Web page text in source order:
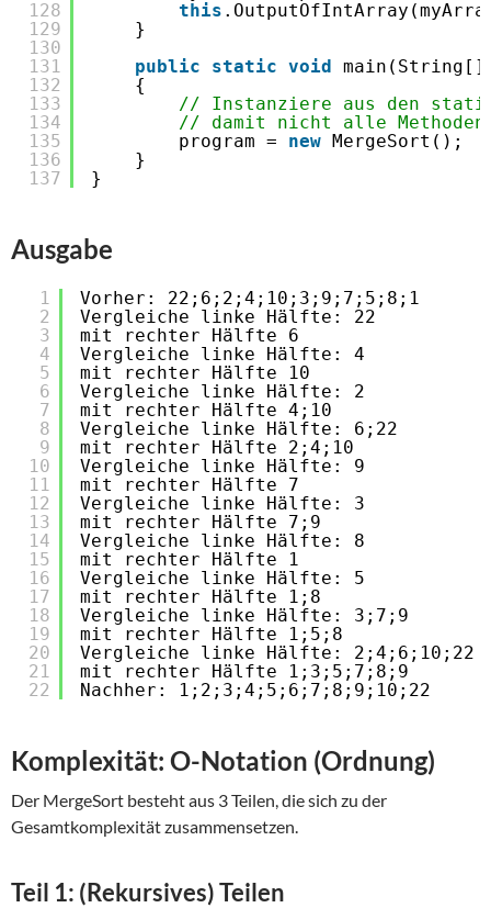
128
129
130
131
132
133
134
135
136
137
this
}
public
static void
{
// Instanziere aus den
// damit nicht alle
program = new MergeSort();
}
}
Ausgabe
1
2
3
4
5
6
7
8
9
10
11
12
13
14
15
16
17
18
19
20
21
22
Vorher: 22;6;2;4;10;3;9;7;5;8;1
Vergleiche linke Hälfte: 22
mit rechter Hälfte 6
Vergleiche linke Hälfte: 4
mit rechter Hälfte 10
Vergleiche linke Hälfte: 2
mit rechter Hälfte 4;10
Vergleiche linke Hälfte: 6;22
mit rechter Hälfte 2;4;10
Vergleiche linke Hälfte: 9
mit rechter Hälfte 7
Vergleiche linke Hälfte: 3
mit rechter Hälfte 7;9
Vergleiche linke Hälfte: 8
mit rechter Hälfte 1
Vergleiche linke Hälfte: 5
mit rechter Hälfte 1;8
Vergleiche linke Hälfte: 3;7;9
mit rechter Hälfte 1;5;8
Vergleiche linke Hälfte: 2;4;6;10;22
mit rechter Hälfte 1;3;5;7;8;9
Nachher: 1;2;3;4;5;6;7;8;9;10;22
Komplexität: O-Notation (Ordnung)
Der MergeSort besteht aus 3 Teilen, die sich zu der
Gesamtkomplexität zusammensetzen.
Teil 1: (Rekursives) Teilen